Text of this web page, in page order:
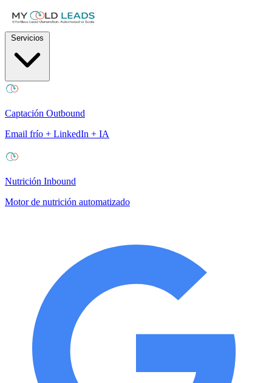
Captación Outbound
Email frío + LinkedIn + IA
Nutrición Inbound
Motor de nutrición automatizado